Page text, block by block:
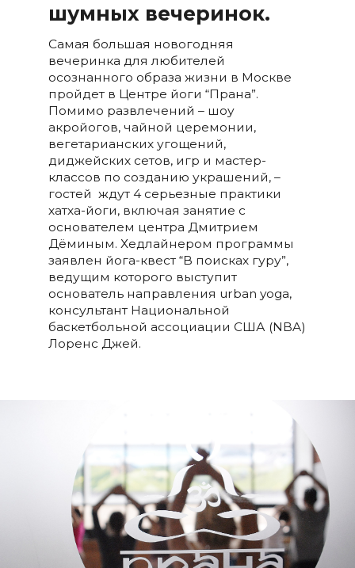
шумных вечеринок.
Самая большая новогодняя
вечеринка для любителей
осознанного образа жизни в Москве
пройдет в Центре йоги “Прана”.
Помимо развлечений – шоу
акройогов, чайной церемонии,
вегетарианских угощений,
диджейских сетов, игр и мастер-
классов по созданию украшений, –
гостей ждут 4 серьезные практики
хатха-йоги, включая занятие с
основателем центра Дмитрием
Дёминым. Хедлайнером программы
заявлен йога-квест “В поисках гуру”,
ведущим которого выступит
основатель направления urban yoga,
консультант Национальной
баскетбольной ассоциации США (NBA)
Лоренс Джей.